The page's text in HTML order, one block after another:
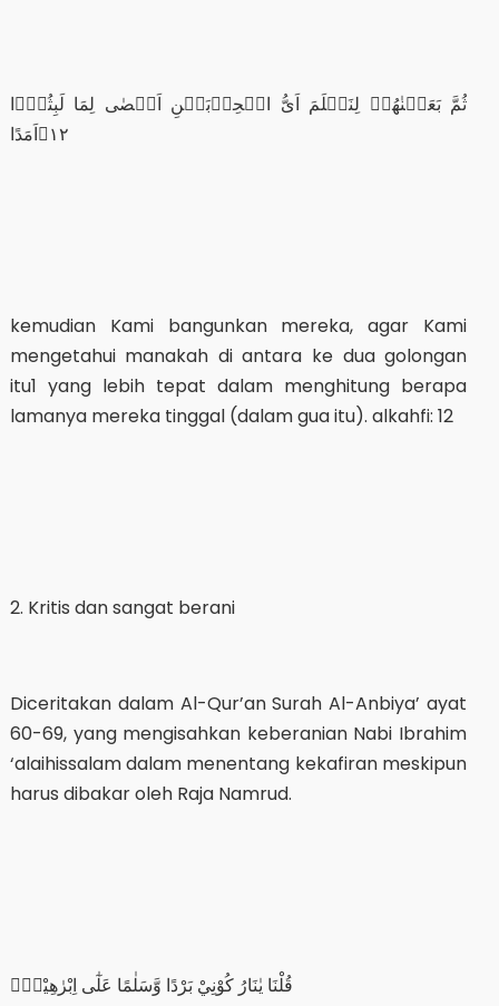
ثُمَّ بَعَثۡنٰهُمۡ لِنَعۡلَمَ اَىُّ الۡحِزۡبَيۡنِ اَحۡصٰى لِمَا لَبِثُوۡۤا
kemudian Kami bangunkan mereka, agar Kami
mengetahui manakah di antara ke dua golongan
itu1 yang lebih tepat dalam menghitung berapa
lamanya mereka tinggal (dalam gua itu). alkahfi: 12
2. Kritis dan sangat berani
Diceritakan dalam Al-Qur’an Surah Al-Anbiya’ ayat
60-69, yang mengisahkan keberanian Nabi Ibrahim
‘alaihissalam dalam menentang kekafiran meskipun
harus dibakar oleh Raja Namrud.
قُلْنَا يٰنَارُ كُوْنِيْ بَرْدًا وَّسَلٰمًا عَلٰٓى اِبْرٰهِيْمَۙ